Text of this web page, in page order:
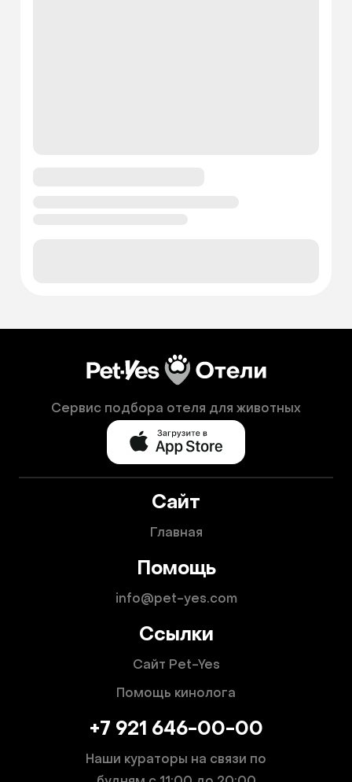
Сервис подбора отеля для животных
Сайт
Главная
Помощь
info@pet-yes.com
Ссылки
Сайт Pet-Yes
Помощь кинолога
+7 921 646-00-00
Наши кураторы на связи по